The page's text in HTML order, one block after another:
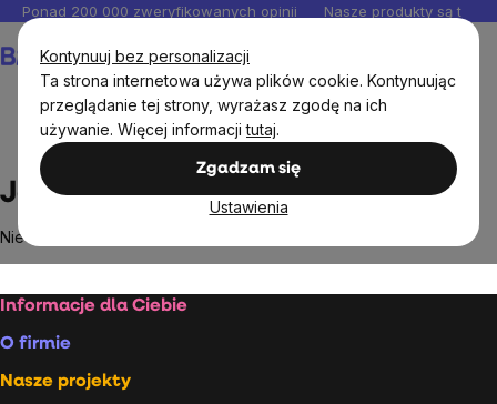
Kontynuuj bez personalizacji
Ta strona internetowa używa plików cookie. Kontynuując
przeglądanie tej strony, wyrażasz zgodę na ich
używanie. Więcej informacjitutaj.
Zgadzam się
Ustawienia
Przejść
do
treści
Ponad 200 000 zweryfikowanych opinii Nasze produkty są
Jota
Jota
Nie znaleziono towarów marki
Stopka
Informacje dla Ciebie
O firmie
Nasze projekty